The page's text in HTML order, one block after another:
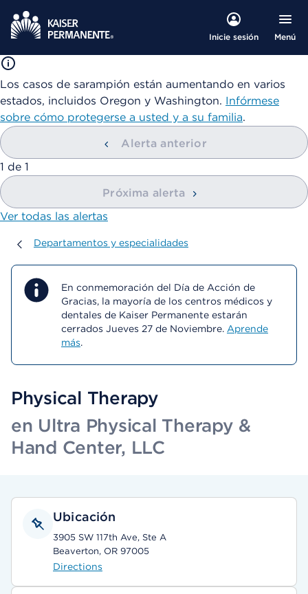
Inicie sesión Menú
Los casos de sarampión están aumentando en varios
estados, incluidos Oregon y Washington. Infórmese
sobre cómo protegerse a usted y a su familia.
Alerta anterior
mostrando
1 de 1
Próxima alerta
Ver todas las alertas
Departamentos y especialidades
Departamentos y especialidades
En conmemoración del Día de Acción de
Gracias, la mayoría de los centros médicos y
dentales de Kaiser Permanente estarán
cerrados Jueves 27 de Noviembre. Aprende
más.
Physical Therapy
en Ultra Physical Therapy &
Hand Center, LLC
Ubicación
3905 SW 117th Ave, Ste A
Beaverton, OR 97005
Directions